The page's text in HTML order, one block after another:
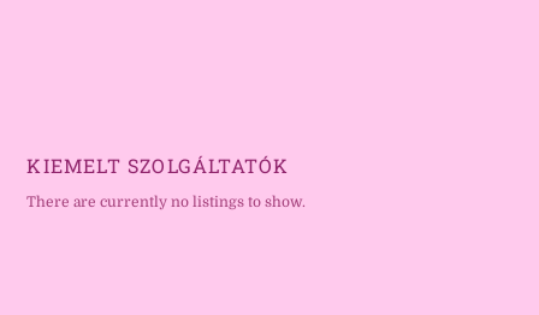
KIEMELT SZOLGÁLTATÓK
There are currently no listings to show.